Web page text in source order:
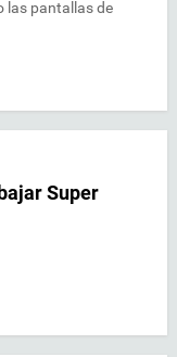
las pantallas de
Super